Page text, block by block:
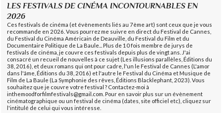
LES FESTIVALS DE CINÉMA INCONTOURNABLES EN
2026
Ces festivals de cinéma (et évènements liés au 7ème art) sont ceux que je vous
recommande en 2026. Vous pourrez me suivre en direct du Festival de Cannes,
du Festival du Cinéma Américain de Deauville, du Festival du Film et du
Documentaire Politique de La Baule... Plus de 10 fois membre de jurys de
festivals de cinéma, je couvre ces festivals depuis plus de vingt ans. J'ai
consacré un recueil de nouvelles à ce sujet (Les illusions parallèles, Éditions du
38, 2016), et deux romans qui ont pour cadre, l'un le Festival de Cannes (L'amor
dans l'âme, Éditions du 38, 2016) et l'autre le Festival du Cinéma et Musique de
Film de La Baule (La Symphonie des rêves, Éditions Blacklephant, 2023). Vous
souhaitez que je couvre votre festival ? Contactez-moi à
inthemoodforfilmfestivals@gmail.com. Pour en savoir plus sur un évènement
cinématographique ou un festival de cinéma (dates, site officiel etc), cliquez sur
l'intitulé de celui qui vous intéresse.